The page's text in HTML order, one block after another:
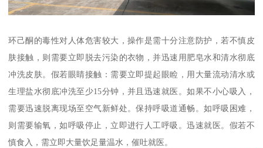
环己酮的毒性对人体危害较大，操作是需十分注意防护，若不慎皮
肤接触，则需要立即脱去污染的衣物，并迅速用肥皂水和清水彻底
冲洗皮肤。假若眼睛接触：需要立即提起眼睑，用大量流动清水或
生理盐水彻底冲洗至少15分钟，并且迅速就医。如果不小心吸入，
需要迅速脱离现场至空气新鲜处。保持呼吸道通畅。如呼吸困难，
则需要输氧，如呼吸停止，立即进行人工呼吸。迅速就医。假若不
慎食入，需立即大量饮足量温水，催吐就医。